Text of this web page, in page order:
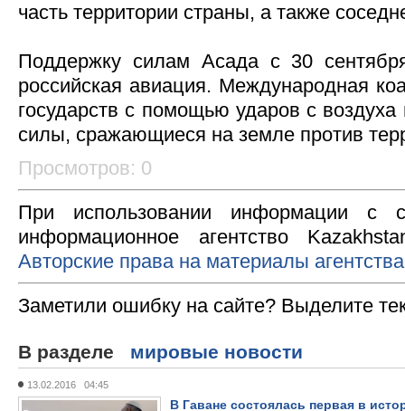
часть территории страны, а также
Поддержку силам Асада с 30
российская авиация. Международная
государств с помощью ударов с воздуха
силы, сражающиеся на земле против
Просмотров: 0
При использовании информации с
информационное агентство
Авторские права на материалы
Заметили ошибку на сайте? Выделите
В разделе мировые новости
13.02.2016 04:45
В Гаване состоялась первая в